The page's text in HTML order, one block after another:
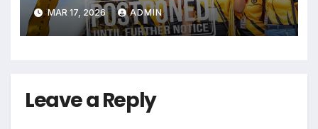
MAR 17, 2026 ADMIN
Leave a Reply